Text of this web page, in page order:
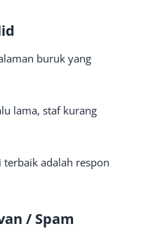
buruk yang
lama, staf kurang
terbaik adalah respon
/ Spam